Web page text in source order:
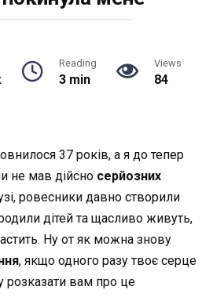
Reading
3 min
Views
84
37 років, а я до тепер
не мав дійсно серйозних
ровесники давно створили
дітей та щасливо живуть,
Ну от як можна знову
, якщо одного разу твоє серце
розказати вам про це